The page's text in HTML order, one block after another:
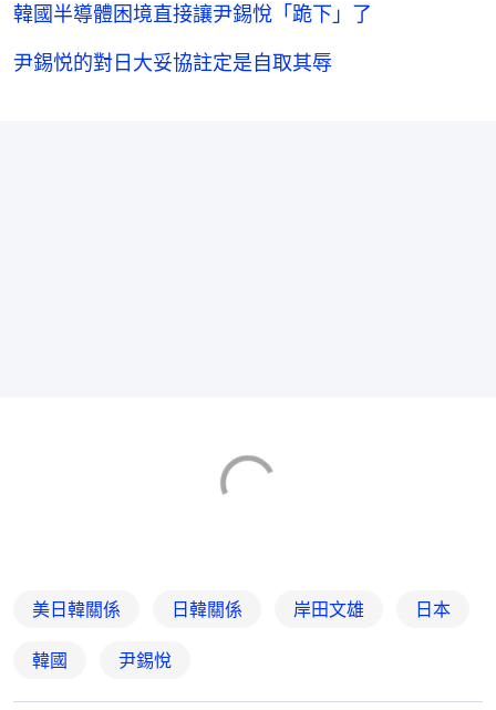
韓國半導體困境直接讓尹錫悅「跪下」了
尹錫悦的對日大妥協註定是自取其辱
美日韓關係 日韓關係 岸田文雄 日本
韓國 尹錫悅